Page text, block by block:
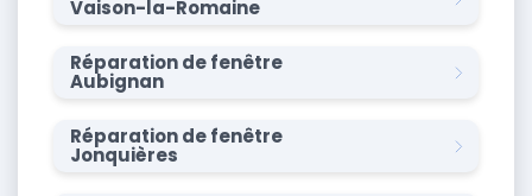
Vaison-la-Romaine
Réparation de fenêtre
Aubignan
Réparation de fenêtre
Jonquières